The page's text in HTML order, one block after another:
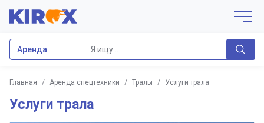
Аренда
Главная / Аренда спецтехники / Тралы / Услуги трала
Услуги трала